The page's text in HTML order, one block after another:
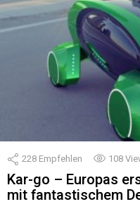
228 Empfehlen 108
Kar-go – Europas
mit fantastischem